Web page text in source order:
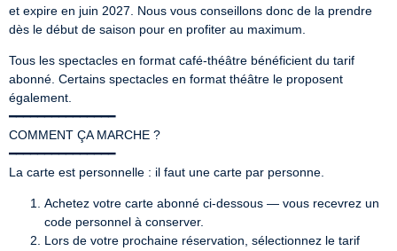
et expire en juin 2027. Nous vous conseillons donc de la prendre
dès le début de saison pour en profiter au maximum.
Tous les spectacles en format café-théâtre bénéficient du tarif
abonné. Certains spectacles en format théâtre le proposent
également.
━━━━━━━━━━━━━━━
COMMENT ÇA MARCHE ?
━━━━━━━━━━━━━━━
La carte est personnelle : il faut une carte par personne.
Achetez votre carte abonné ci-dessous — vous recevrez un
code personnel à conserver.
Lors de votre prochaine réservation, sélectionnez le tarif